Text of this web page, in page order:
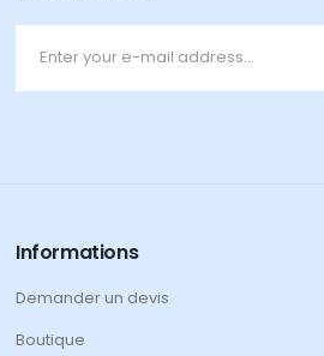
Informations
Demander un devis
Boutique